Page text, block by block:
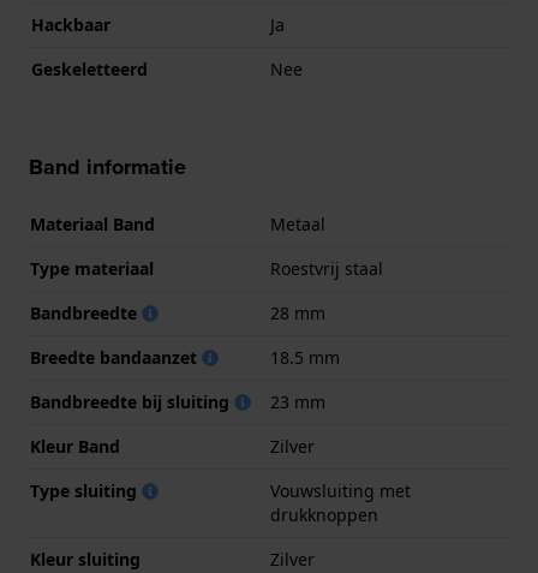
Hackbaar
Ja
Geskeletteerd
Nee
Band informatie
Materiaal Band
Metaal
Type materiaal
Roestvrij staal
Bandbreedte
28 mm
Breedte bandaanzet
18.5 mm
Bandbreedte bij sluiting
23 mm
Kleur Band
Zilver
Type sluiting
Vouwsluiting met
drukknoppen
Kleur sluiting
Zilver